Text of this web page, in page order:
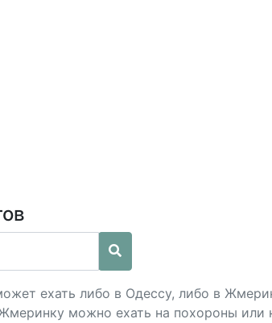
ехать либо в Одессу, либо в
можно ехать на похороны или